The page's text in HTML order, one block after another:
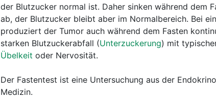
der Blutzucker normal ist. Daher sinken während dem
ab, der Blutzucker bleibt aber im Normalbereich. Bei
produziert der Tumor auch während dem Fasten
starken Blutzuckerabfall (Unterzuckerung) mit
Übelkeit oder Nervosität.
Der Fastentest ist eine Untersuchung aus der
Medizin.